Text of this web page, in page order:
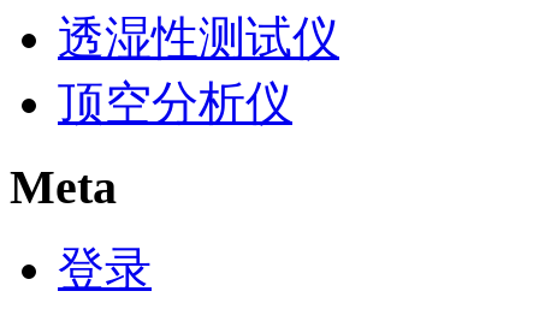
透湿性测试仪
顶空分析仪
Meta
登录